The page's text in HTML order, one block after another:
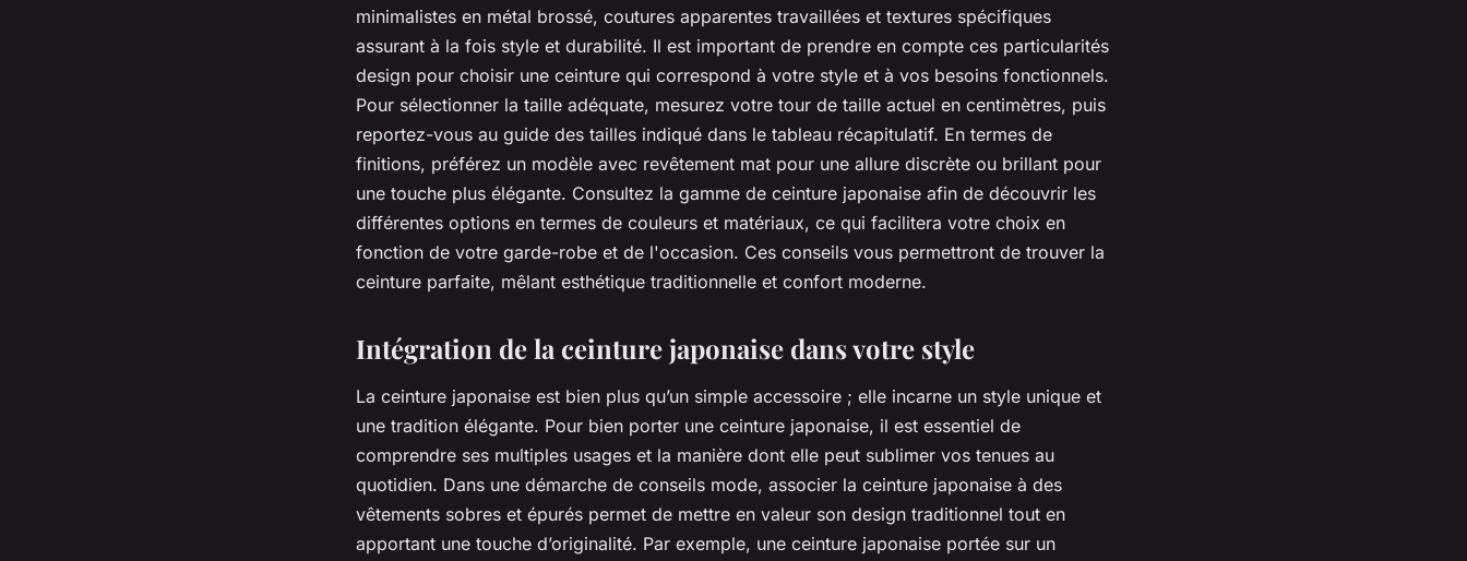
minimalistes en métal brossé, coutures apparentes travaillées et textures spécifiques
assurant à la fois style et durabilité. Il est important de prendre en compte ces particularités
design pour choisir une ceinture qui correspond à votre style et à vos besoins fonctionnels.
Pour sélectionner la taille adéquate, mesurez votre tour de taille actuel en centimètres, puis
reportez-vous au guide des tailles indiqué dans le tableau récapitulatif. En termes de
finitions, préférez un modèle avec revêtement mat pour une allure discrète ou brillant pour
une touche plus élégante. Consultez la gamme de ceinture japonaise afin de découvrir les
différentes options en termes de couleurs et matériaux, ce qui facilitera votre choix en
fonction de votre garde-robe et de l'occasion. Ces conseils vous permettront de trouver la
ceinture parfaite, mêlant esthétique traditionnelle et confort moderne.
Intégration de la ceinture japonaise dans votre style
La ceinture japonaise est bien plus qu’un simple accessoire ; elle incarne un style unique et
une tradition élégante. Pour bien porter une ceinture japonaise, il est essentiel de
comprendre ses multiples usages et la manière dont elle peut sublimer vos tenues au
quotidien. Dans une démarche de conseils mode, associer la ceinture japonaise à des
vêtements sobres et épurés permet de mettre en valeur son design traditionnel tout en
apportant une touche d’originalité. Par exemple, une ceinture japonaise portée sur un